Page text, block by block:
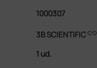
1000307
3B SCIENTIFIClink
1 ud.